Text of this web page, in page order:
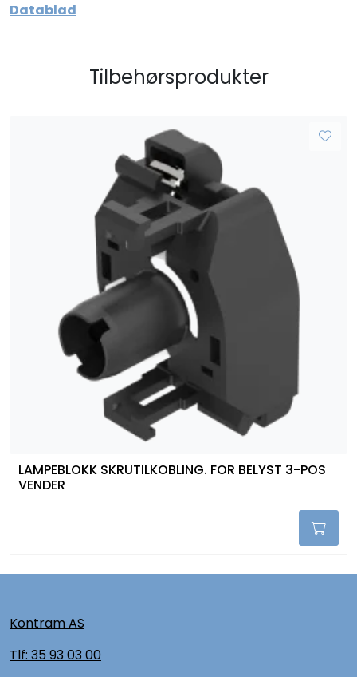
Datablad
Tilbehørsprodukter
LAMPEBLOKK SKRUTILKOBLING. FOR BELYST 3-POS
VENDER
Kontram AS
Tlf: 35 93 03 00